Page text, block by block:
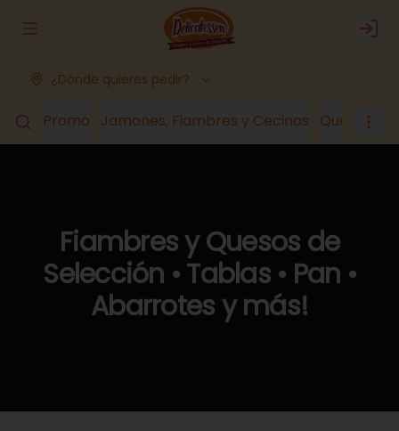
Abrir menu de navegación Login
¿Dónde quieres pedir?
Promo Jamones, Fiambres y Cecinas Quesos
Fiambres y Quesos de
Selección • Tablas • Pan •
Abarrotes y más!